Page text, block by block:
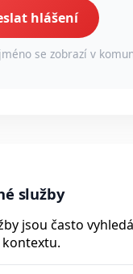
hlášení
se zobrazí v
služby
jsou často